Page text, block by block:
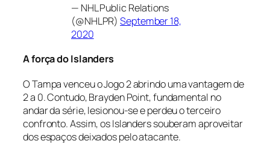
— NHL Public Relations
(@NHLPR)September 18,
2020
A força do Islanders
O Tampa venceu o Jogo 2 abrindo uma vantagem de
2 a 0. Contudo, Brayden Point, fundamental no
andar da série, lesionou-se e perdeu o terceiro
confronto. Assim, os Islanders souberam aproveitar
dos espaços deixados pelo atacante.